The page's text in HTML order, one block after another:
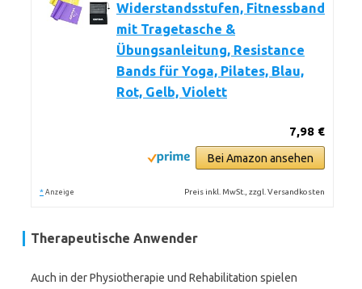
Widerstandsstufen, Fitnessband
mit Tragetasche &
Übungsanleitung, Resistance
Bands für Yoga, Pilates, Blau,
Rot, Gelb, Violett
7,98 €
Bei Amazon ansehen
* Anzeige Preis inkl. MwSt., zzgl. Versandkosten
Therapeutische Anwender
Auch in der Physiotherapie und Rehabilitation spielen